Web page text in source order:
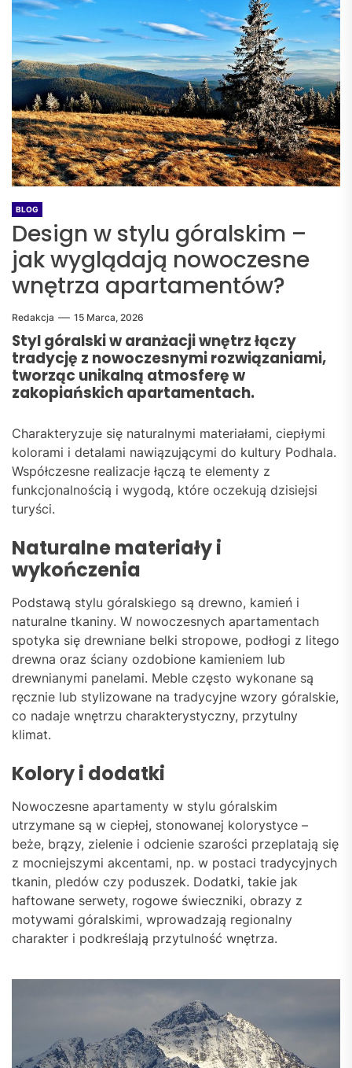
BLOG
Design w stylu góralskim –
jak wyglądają nowoczesne
wnętrza apartamentów?
Redakcja 15 Marca, 2026
Styl góralski w aranżacji wnętrz łączy
tradycję z nowoczesnymi rozwiązaniami,
tworząc unikalną atmosferę w
zakopiańskich apartamentach.
Charakteryzuje się naturalnymi materiałami, ciepłymi
kolorami i detalami nawiązującymi do kultury Podhala.
Współczesne realizacje łączą te elementy z
funkcjonalnością i wygodą, które oczekują dzisiejsi
turyści.
Naturalne materiały i
wykończenia
Podstawą stylu góralskiego są drewno, kamień i
naturalne tkaniny. W nowoczesnych apartamentach
spotyka się drewniane belki stropowe, podłogi z litego
drewna oraz ściany ozdobione kamieniem lub
drewnianymi panelami. Meble często wykonane są
ręcznie lub stylizowane na tradycyjne wzory góralskie,
co nadaje wnętrzu charakterystyczny, przytulny
klimat.
Kolory i dodatki
Nowoczesne apartamenty w stylu góralskim
utrzymane są w ciepłej, stonowanej kolorystyce –
beże, brązy, zielenie i odcienie szarości przeplatają się
z mocniejszymi akcentami, np. w postaci tradycyjnych
tkanin, pledów czy poduszek. Dodatki, takie jak
haftowane serwety, rogowe świeczniki, obrazy z
motywami góralskimi, wprowadzają regionalny
charakter i podkreślają przytulność wnętrza.